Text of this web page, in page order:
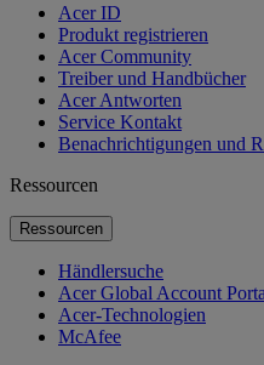
Acer ID
Produkt registrieren
Acer Community
Treiber und Handbücher
Acer Antworten
Service Kontakt
Benachrichtigungen und
Ressourcen
Ressourcen
Händlersuche
Acer Global Account
Acer-Technologien
McAfee